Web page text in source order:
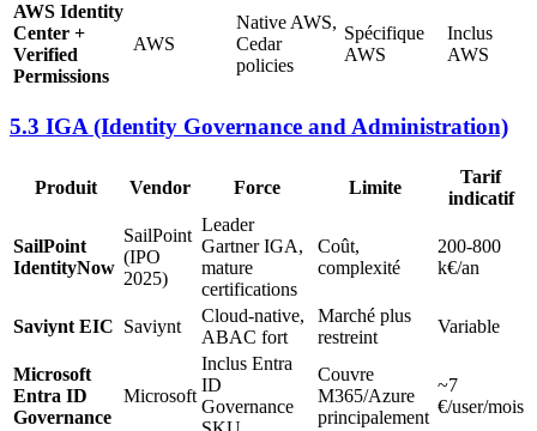
AWS Identity
Center +
Verified
Permissions
AWS
Native AWS,
Cedar
policies
Spécifique
AWS
Inclus
AWS
5.3 IGA (Identity Governance and Administration)
Produit Vendor Force Limite
Tarif
indicatif
SailPoint
IdentityNow
SailPoint
(IPO
2025)
Leader
Gartner IGA,
mature
certifications
Coût,
complexité
200-800
k€/an
Saviynt EIC Saviynt
Cloud-native,
ABAC fort
Marché plus
restreint
Variable
Microsoft
Entra ID
Governance
Microsoft
Inclus Entra
ID
Governance
Couvre
M365/Azure
principalement
~7
€/user/mois